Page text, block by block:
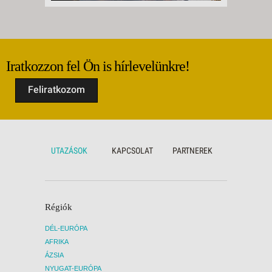
Iratkozzon fel Ön is hírlevelünkre!
Feliratkozom
UTAZÁSOK KAPCSOLAT PARTNEREK
Régiók
DÉL-EURÓPA
AFRIKA
ÁZSIA
NYUGAT-EURÓPA